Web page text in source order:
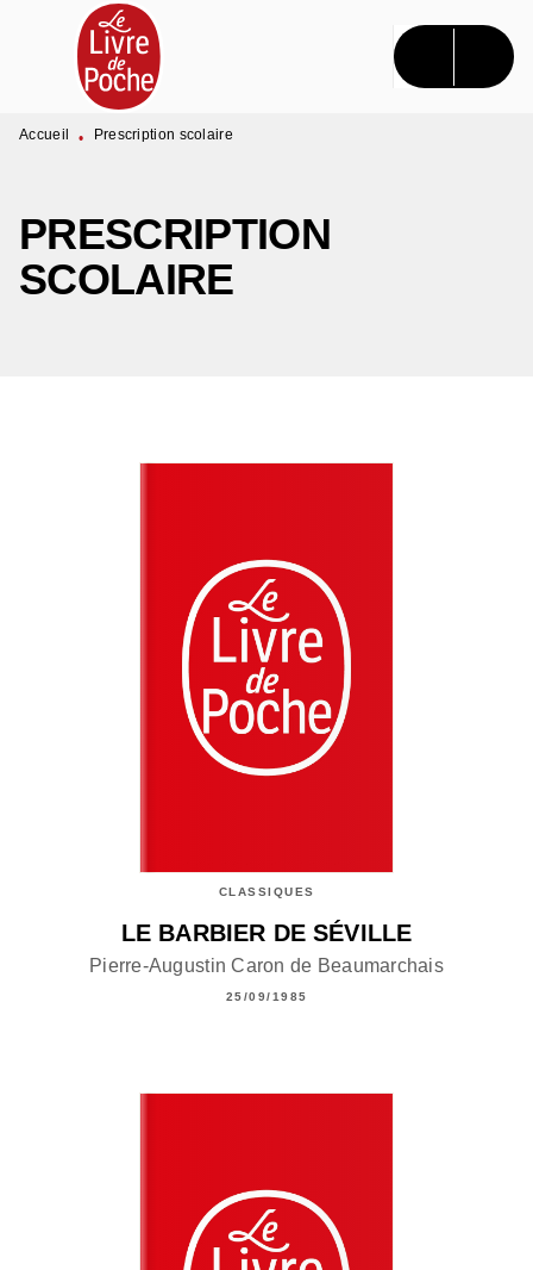
MENU RECHERCHE CONTENU
PIED DE PAGE
Accueil • Prescription scolaire
PRESCRIPTION
SCOLAIRE
CLASSIQUES
LE BARBIER DE SÉVILLE
Pierre-Augustin Caron de Beaumarchais
25/09/1985